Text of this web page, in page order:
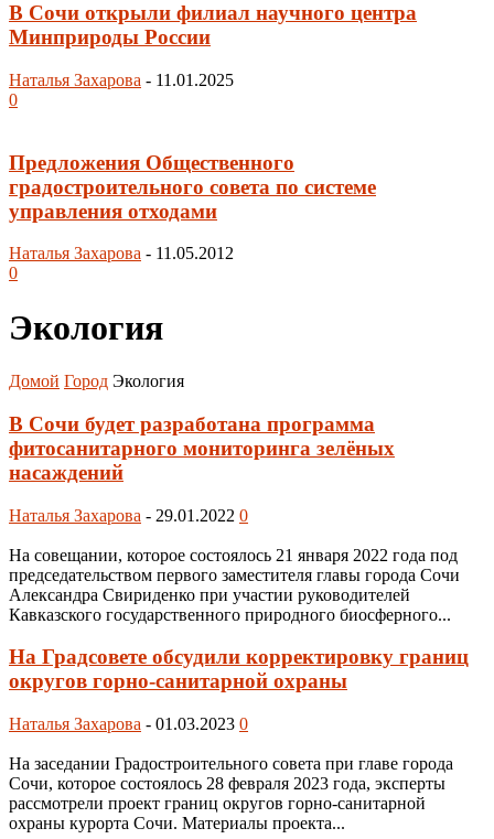
В Сочи открыли филиал научного центра
Минприроды России
Наталья Захарова - 11.01.2025
0
Предложения Общественного
градостроительного совета по системе
управления отходами
Наталья Захарова - 11.05.2012
0
Экология
Домой Город Экология
В Сочи будет разработана программа
фитосанитарного мониторинга зелёных
насаждений
Наталья Захарова - 29.01.2022 0
На совещании, которое состоялось 21 января 2022 года под
председательством первого заместителя главы города Сочи
Александра Свириденко при участии руководителей
Кавказского государственного природного биосферного...
На Градсовете обсудили корректировку границ
округов горно-санитарной охраны
Наталья Захарова - 01.03.2023 0
На заседании Градостроительного совета при главе города
Сочи, которое состоялось 28 февраля 2023 года, эксперты
рассмотрели проект границ округов горно-санитарной
охраны курорта Сочи. Материалы проекта...